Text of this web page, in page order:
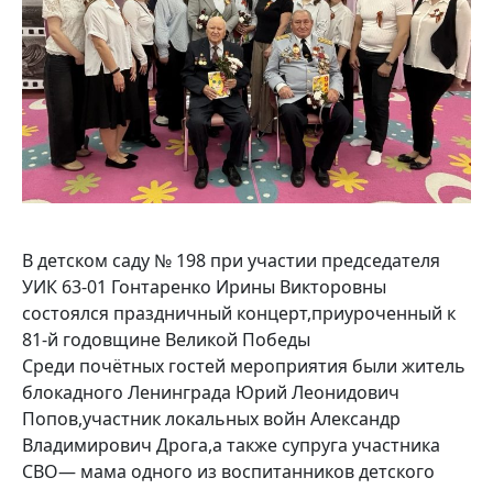
В детском саду № 198 при участии председателя
УИК 63-01 Гонтаренко Ирины Викторовны
состоялся праздничный концерт,приуроченный к
81‑й годовщине Великой Победы
Среди почётных гостей мероприятия были житель
блокадного Ленинграда Юрий Леонидович
Попов,участник локальных войн Александр
Владимирович Дрога,а также супруга участника
СВО— мама одного из воспитанников детского